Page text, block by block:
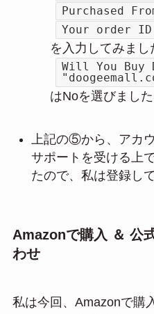
Purchased
Your order ID
を入力してみまし
Will You Buy
はNoを選びました
上記の⑤から、アカ
サポートを受ける上
たので、私は登録し
Amazonで購入 ＆ 公
わせ
私は今回、Amazonで購